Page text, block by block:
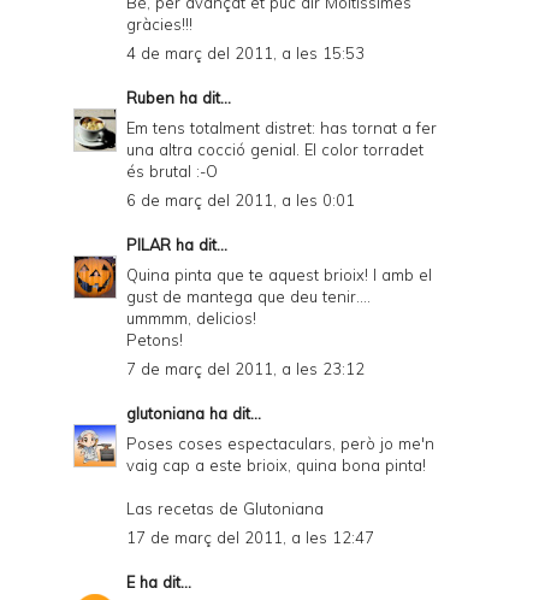
gràcies!!!
4 de març del 2011, a les 15:53
Ruben ha dit...
Em tens totalment distret: has tornat a fer
una altra cocció genial. El color torradet
és brutal :-O
6 de març del 2011, a les 0:01
PILAR ha dit...
Quina pinta que te aquest brioix! I amb el
gust de mantega que deu tenir....
ummmm, delicios!
Petons!
7 de març del 2011, a les 23:12
glutoniana ha dit...
Poses coses espectaculars, però jo me'n
vaig cap a este brioix, quina bona pinta!
Las recetas de Glutoniana
17 de març del 2011, a les 12:47
Eha dit...